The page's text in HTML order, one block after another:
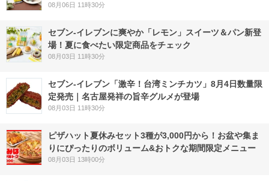
08月06日 11時30分
セブン‐イレブンに爽やか「レモン」スイーツ＆パン新登
場！夏に食べたい限定商品をチェック
08月03日 11時30分
セブン-イレブン「激辛！台湾ミンチカツ」8月4日数量限
定発売｜名古屋発祥の旨辛グルメが登場
08月03日 11時30分
ピザハット夏休みセット3種が3,000円から！お盆や集ま
りにぴったりのボリューム&おトクな期間限定メニュー
08月03日 13時00分